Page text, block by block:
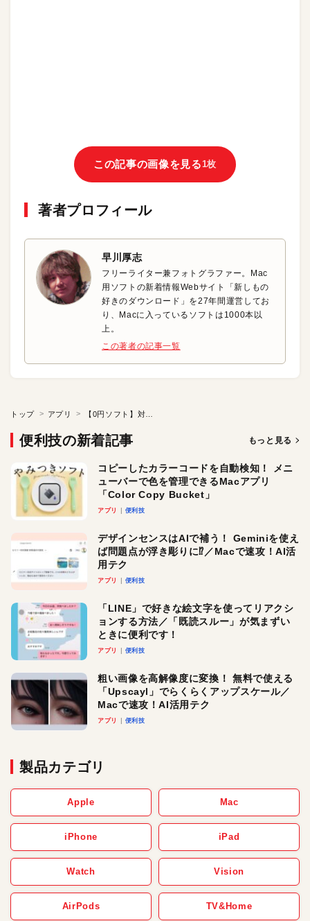
この記事の画像を見る 1枚
著者プロフィール
早川厚志
フリーライター兼フォトグラファー。Mac
用ソフトの新着情報Webサイト「新しもの
好きのダウンロード」を27年間運営してお
り、Macに入っているソフトは1000本以
上。
この著者の記事一覧
トップ アプリ
便利技の新着記事 もっと見る
コピーしたカラーコードを自動検知！ メニ
ューバーで色を管理できるMacアプリ
「Color Copy Bucket」
アプリ 便利技
デザインセンスはAIで補う！ Geminiを使え
ば問題点が浮き彫りに⁉︎／Macで速攻！AI活
用テク
アプリ 便利技
「LINE」で好きな絵文字を使ってリアクシ
ョンする方法／「既読スルー」が気まずい
ときに便利です！
アプリ 便利技
粗い画像を高解像度に変換！ 無料で使える
「Upscayl」でらくらくアップスケール／
Macで速攻！AI活用テク
アプリ 便利技
製品カテゴリ
Apple Mac
iPhone iPad
Watch Vision
AirPods TV&Home